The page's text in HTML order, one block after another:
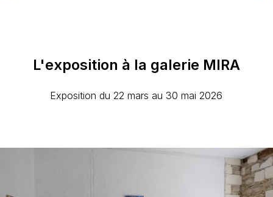
L'exposition à la galerie MIRA
Exposition du 22 mars au 30 mai 2026